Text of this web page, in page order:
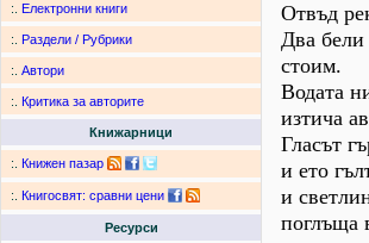
:. Електронни книги
:. Раздели / Рубрики
:. Автори
:. Критика за авторите
Книжарници
:. Книжен пазар
:. Книгосвят: сравни цени
Ресурси
Отвъд
Два бели
стоим.
Водата
изтича
Гласът
и ето
и
поглъща